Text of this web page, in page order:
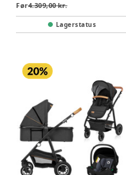
Før4.309,00 kr.
Lagerstatus